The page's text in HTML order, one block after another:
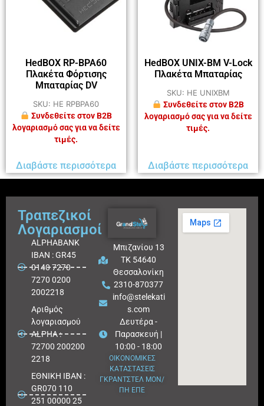
HedBOX RP-BPA60
Πλακέτα Φόρτισης
Μπαταρίας DV
SKU: HE RPBPA60
Συνδεθείτε στον B2B
λογαριασμό σας για να δείτε
τιμές.
Διαβάστε περισσότερα
HedBOX UNIX-BM V-Lock
Πλακέτα Μπαταρίας
SKU: HE UNIXBM
Συνδεθείτε στον B2B
λογαριασμό σας για να δείτε
τιμές.
Διαβάστε περισσότερα
Τραπεζικοί
Λογαριασμοί
ALPHABANK
IBAN : GR45
0140 7270
7270 0200
2002218
Aριθμός
λογαριασμού
ALPHA :
72700 200200
2218
ΕΘΝΙΚΗ ΙΒΑΝ :
GR070 110
251 00000 25
Μπιζανίου 13
ΤΚ 54640
Θεσσαλονίκη
2310-870377
info@stelekati
s.com
Δευτέρα -
Παρασκευή |
10:00 - 18:00
ΟΙΚΟΝΟΜΙΚΕΣ
ΚΑΤΑΣΤΑΣΕΙΣ
ΓΚΡΑΝΤΣΤΕΛ ΜΟΝ/
ΠΗ ΕΠΕ